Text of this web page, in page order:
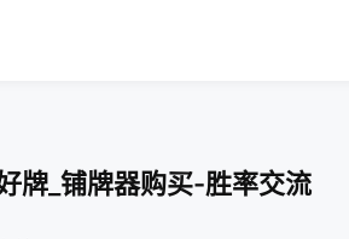
牌_铺牌器购买-胜率交流